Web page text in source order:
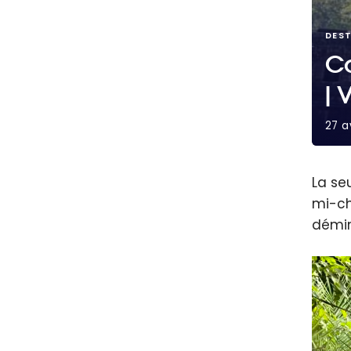
|
27
La
mi-